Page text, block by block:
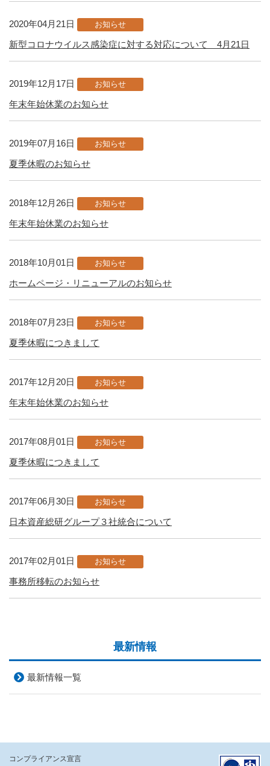
2020年04月21日 お知らせ
新型コロナウイルス感染症に対する対応について 4月21日
2019年12月17日 お知らせ
年末年始休業のお知らせ
2019年07月16日 お知らせ
夏季休暇のお知らせ
2018年12月26日 お知らせ
年末年始休業のお知らせ
2018年10月01日 お知らせ
ホームページ・リニューアルのお知らせ
2018年07月23日 お知らせ
夏季休暇につきまして
2017年12月20日 お知らせ
年末年始休業のお知らせ
2017年08月01日 お知らせ
夏季休暇につきまして
2017年06月30日 お知らせ
日本資産総研グループ３社統合について
2017年02月01日 お知らせ
事務所移転のお知らせ
最新情報
最新情報一覧
コンプライアンス宣言